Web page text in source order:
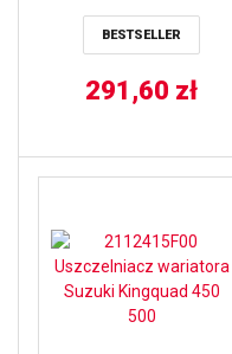
BESTSELLER
291,60 zł